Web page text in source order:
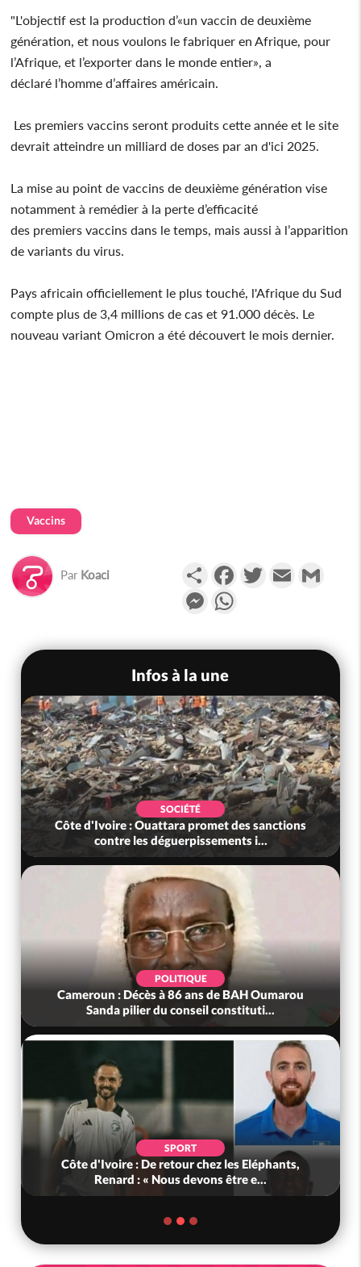
"L'objectif est la production d’«un vaccin de deuxième
génération, et nous voulons le fabriquer en Afrique, pour
l’Afrique, et l’exporter dans le monde entier», a
déclaré l’homme d’affaires américain.
Les premiers vaccins seront produits cette année et le site
devrait atteindre un milliard de doses par an d'ici 2025.
La mise au point de vaccins de deuxième génération vise
notamment à remédier à la perte d’efficacité
des premiers vaccins dans le temps, mais aussi à l’apparition
de variants du virus.
Pays africain officiellement le plus touché, l'Afrique du Sud
compte plus de 3,4 millions de cas et 91.000 décès. Le
nouveau variant Omicron a été découvert le mois dernier.
Vaccins
Par Koaci PartagerFacebookTwitterEmail
Messenger
Infos à la une
SOCIÉTÉ
Côte d'Ivoire : Ouattara promet des sanctions
contre les déguerpissements i...
POLITIQUE
Cameroun : Décès à 86 ans de BAH Oumarou
Sanda pilier du conseil constituti...
SPORT
Côte d'Ivoire : De retour chez les Eléphants,
Renard : « Nous devons être e...